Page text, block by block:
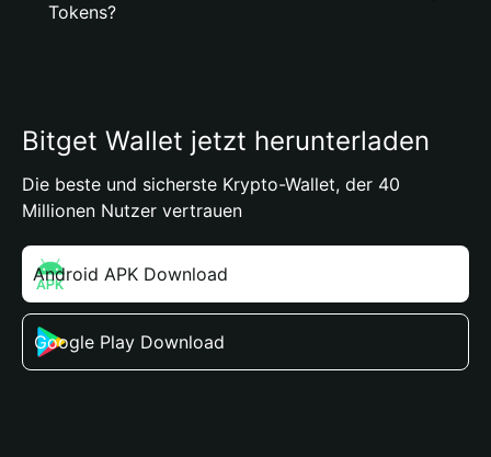
Tokens?
Bitget Wallet jetzt herunterladen
Die beste und sicherste Krypto-Wallet, der 40
Millionen Nutzer vertrauen
Android APK Download
Google Play Download